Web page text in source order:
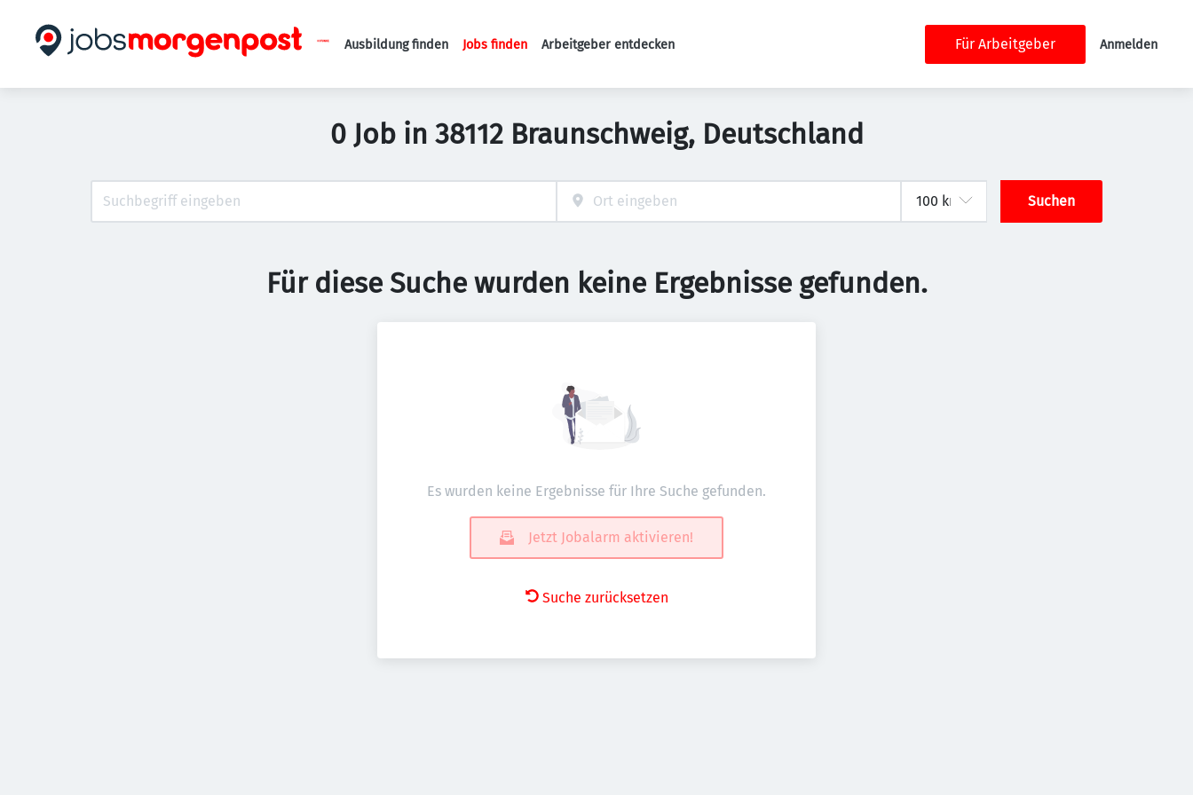
Haupt-Navigation
Ausbildung finden Jobs finden Arbeitgeber entdecken Für Arbeitgeber Anmelden
0 Job in 38112 Braunschweig, Deutschland
Suchen
Für diese Suche wurden keine Ergebnisse gefunden.
Es wurden keine Ergebnisse für Ihre Suche gefunden.
Jetzt Jobalarm aktivieren!
Suche zurücksetzen